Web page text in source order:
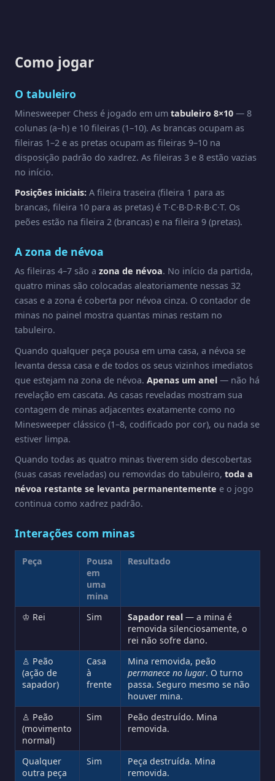
Como jogar
O tabuleiro
Minesweeper Chess é jogado em um tabuleiro 8×10 — 8
colunas (a–h) e 10 fileiras (1–10). As brancas ocupam as
fileiras 1–2 e as pretas ocupam as fileiras 9–10 na
disposição padrão do xadrez. As fileiras 3 e 8 estão vazias
no início.
Posições iniciais: A fileira traseira (fileira 1 para as
brancas, fileira 10 para as pretas) é T·C·B·D·R·B·C·T. Os
peões estão na fileira 2 (brancas) e na fileira 9 (pretas).
A zona de névoa
As fileiras 4–7 são a zona de névoa. No início da partida,
quatro minas são colocadas aleatoriamente nessas 32
casas e a zona é coberta por névoa cinza. O contador de
minas no painel mostra quantas minas restam no
tabuleiro.
Quando qualquer peça pousa em uma casa, a névoa se
levanta dessa casa e de todos os seus vizinhos imediatos
que estejam na zona de névoa. Apenas um anel — não há
revelação em cascata. As casas reveladas mostram sua
contagem de minas adjacentes exatamente como no
Minesweeper clássico (1–8, codificado por cor), ou nada se
estiver limpa.
Quando todas as quatro minas tiverem sido descobertas
(suas casas reveladas) ou removidas do tabuleiro, toda a
névoa restante se levanta permanentemente e o jogo
continua como xadrez padrão.
Interações com minas
Peça
Pousa
em
uma
mina
Resultado
♔ Rei Sim Sapador real — a mina é
removida silenciosamente, o
rei não sofre dano.
♙ Peão
(ação de
sapador)
Casa
à
frente
Mina removida, peão
permanece no lugar. O turno
passa. Seguro mesmo se não
houver mina.
♙ Peão
(movimento
normal)
Sim
Peão destruído. Mina
removida.
Qualquer
outra peça
Sim
Peça destruída. Mina
removida.